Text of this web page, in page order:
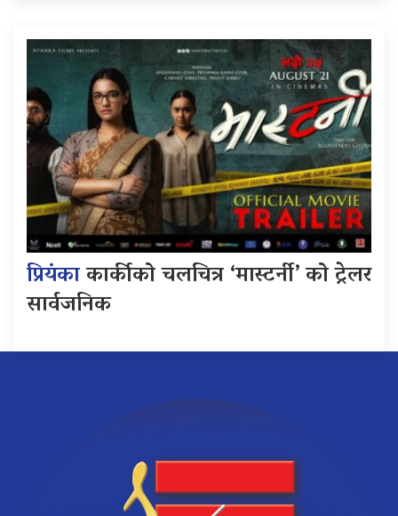
प्रियंकाकार्कीको चलचित्र ‘मास्टर्नी’ को ट्रेलर
सार्वजनिक